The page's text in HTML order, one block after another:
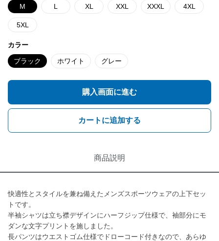
M L XL XXL XXXL 4XL
5XL
カラー
ブラック ホワイト グレー
購入画面に進む
カートに追加する
商品説明
快適性とスタイルを兼ね備えたメンズスポーツウェアの上下セッ
トです。
半袖シャツは立ち襟デザインにハーフジップ仕様で、袖部分にモ
ダンな文字プリントを施しました。
長パンツはウエストゴム仕様でドローコード付きなので、あらゆ